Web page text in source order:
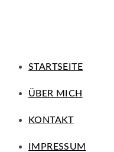
STARTSEITE
ÜBER MICH
KONTAKT
IMPRESSUM